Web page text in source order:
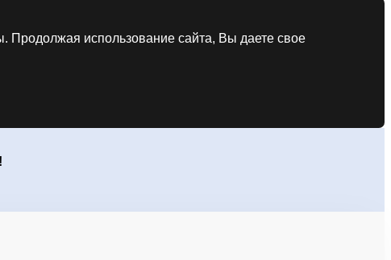
Продолжая использование сайта, Вы даете свое